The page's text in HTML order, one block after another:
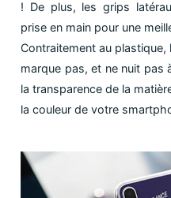
! De plus, les grips
prise en main pour une
Contraitement au plastique,
marque pas, et ne nuit pas
la transparence de la
la couleur de votre